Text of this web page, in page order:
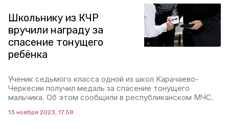
Школьнику из КЧР
вручили награду за
спасение тонущего
ребёнка
Ученик седьмого класса одной из школ Карачаево-
Черкесии получил медаль за спасение тонущего
мальчика. Об этом сообщили в республиканском МЧС.
13 ноября 2023, 17:58